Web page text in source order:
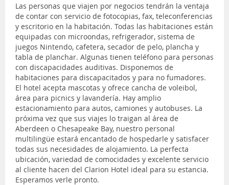
Las personas que viajen por negocios tendrán la ventaja
de contar con servicio de fotocopias, fax, teleconferencias
y escritorio en la habitación. Todas las habitaciones están
equipadas con microondas, refrigerador, sistema de
juegos Nintendo, cafetera, secador de pelo, plancha y
tabla de planchar. Algunas tienen teléfono para personas
con discapacidades auditivas. Disponemos de
habitaciones para discapacitados y para no fumadores.
El hotel acepta mascotas y ofrece cancha de voleibol,
área para picnics y lavandería. Hay amplio
estacionamiento para autos, camiones y autobuses. La
próxima vez que sus viajes lo traigan al área de
Aberdeen o Chesapeake Bay, nuestro personal
multilingüe estará encantado de hospedarle y satisfacer
todas sus necesidades de alojamiento. La perfecta
ubicación, variedad de comocidades y excelente servicio
al cliente hacen del Clarion Hotel ideal para su estancia.
Esperamos verle pronto.